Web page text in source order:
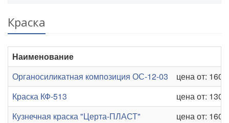
Краска
Наименование
Органосиликатная композиция ОС-12-03
цена от: 160
Краска КФ-513
цена от: 130
Кузнечная краска "Церта-ПЛАСТ"
цена от: 160